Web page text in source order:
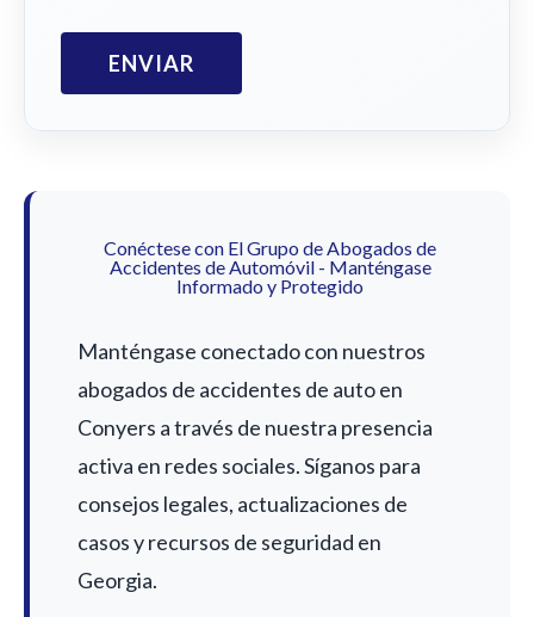
Conéctese con El Grupo de Abogados de
Accidentes de Automóvil - Manténgase
Informado y Protegido
Manténgase conectado con nuestros
abogados de accidentes de auto en
Conyers a través de nuestra presencia
activa en redes sociales. Síganos para
consejos legales, actualizaciones de
casos y recursos de seguridad en
Georgia.